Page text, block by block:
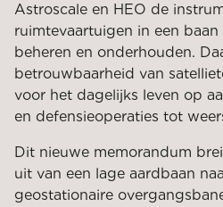
Astroscale en HEO de
ruimtevaartuigen in een
beheren en onderhouden.
betrouwbaarheid van
voor het dagelijks leven op
en defensieoperaties tot
Dit nieuwe memorandum
uit van een lage aardbaan
geostationaire